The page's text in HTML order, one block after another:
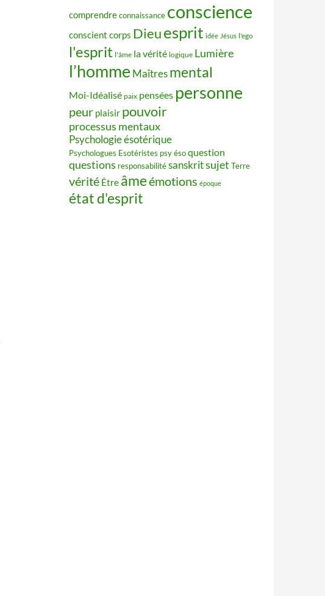
comprendreconnaissance conscience
conscient corps Dieuesprit idée Jésus l'ego
l'esprit l'âme la vérité logique Lumière
l’homme Maîtres mental
Moi-Idéalisé paix pensées personne
peur plaisir pouvoir
processus mentaux
Psychologie ésotérique
Psychologues Esotéristes psy ésoquestion
questions responsabilitésanskritsujet Terre
vérité Être âmeémotions époque
état d'esprit